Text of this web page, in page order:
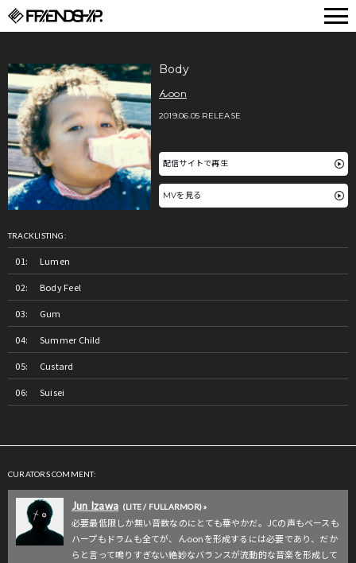
Body
んoon
2019.06.05 RELEASE
配信サイトで再生
MVを見る
TRACKLISTING:
Lumen
Body Feel
Gum
Summer Child
Custard
Suisei
CURATORS COMMENT:
Jun Izawa (LITE / FULLARMOR) »
必要最低限しか無い音数なのにとても華やかだ。JCの声もベースも
ハープもドラムも全てが、んoonを形成するには必要であり、だか
らと言って鳴りすぎない絶妙なバランスが流動的な音楽を形成して